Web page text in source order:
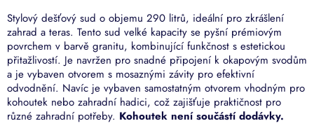
Stylový dešťový sud o objemu 290 litrů, ideální pro zkrášlení
zahrad a teras. Tento sud velké kapacity se pyšní prémiovým
povrchem v barvě granitu, kombinující funkčnost s estetickou
přitažlivostí. Je navržen pro snadné připojení k okapovým svodům
a je vybaven otvorem s mosaznými závity pro efektivní
odvodnění. Navíc je vybaven samostatným otvorem vhodným pro
kohoutek nebo zahradní hadici, což zajišťuje praktičnost pro
různé zahradní potřeby. Kohoutek není součástí dodávky.